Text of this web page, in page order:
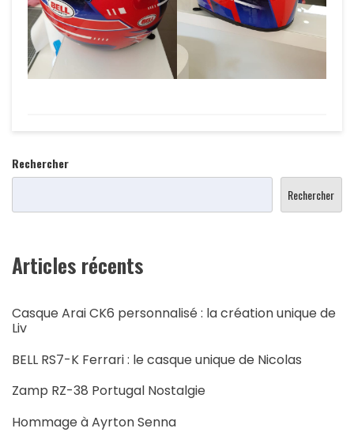
Rechercher
Rechercher
Articles récents
Casque Arai CK6 personnalisé : la création unique de
Liv
BELL RS7-K Ferrari : le casque unique de Nicolas
Zamp RZ-38 Portugal Nostalgie
Hommage à Ayrton Senna